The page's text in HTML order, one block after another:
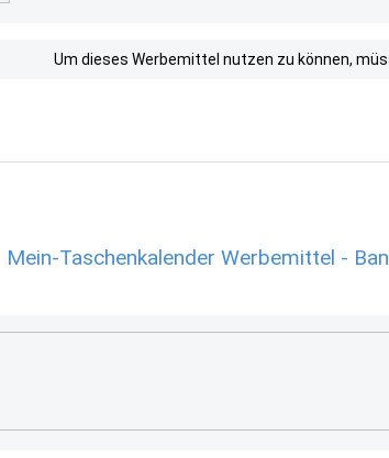
Um dieses Werbemittel nutzen zu können,
Mein-Taschenkalender Werbemittel -